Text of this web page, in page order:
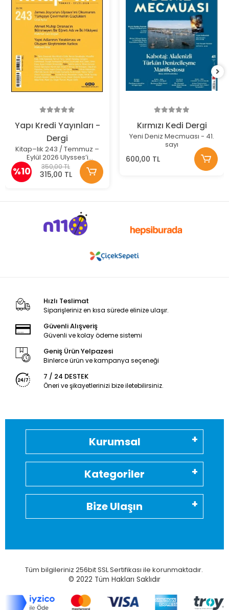
Yapı Kredi Yayınları -
Dergi
Kitap–lık 243 / Temmuz –
Eylül 2026 Ulysses’i
Anlamak
%10 350,00 TL
315,00 TL
Kırmızı Kedi Dergi
Yeni Deniz Mecmuası - 41.
sayı
600,00 TL
Hızlı Teslimat
Siparişleriniz en kısa sürede elinize ulaşır.
Güvenli Alışveriş
Güvenli ve kolay ödeme sistemi
Geniş Ürün Yelpazesi
Binlerce ürün ve kampanya seçeneği
7 / 24 DESTEK
Öneri ve şikayetlerinizi bize iletebilirsiniz.
Kurumsal
Kategoriler
Bize Ulaşın
Tüm bilgileriniz 256bit SSL Sertifikası ile korunmaktadır.
© 2022 Tüm Hakları Saklıdır